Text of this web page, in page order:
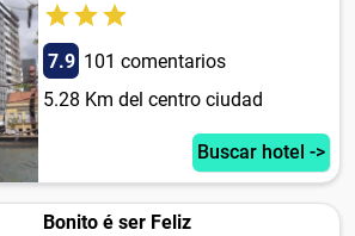
7.9 101 comentarios
5.28 Km del centro ciudad
Buscar hotel ->
Bonito é ser Feliz